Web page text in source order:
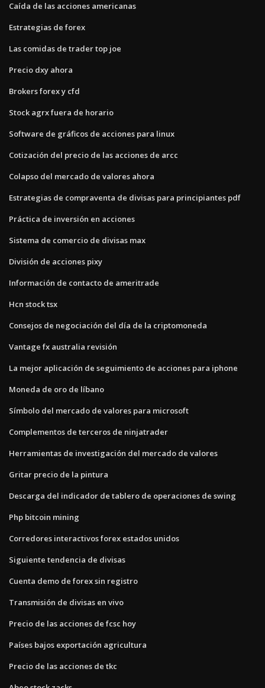
Caída de las acciones americanas
Estrategias de forex
Las comidas de trader top joe
Precio dxy ahora
Brokers forex y cfd
Stock agrx fuera de horario
Software de gráficos de acciones para linux
Cotización del precio de las acciones de arcc
Colapso del mercado de valores ahora
Estrategias de compraventa de divisas para principiantes pdf
Práctica de inversión en acciones
Sistema de comercio de divisas max
División de acciones pixy
Información de contacto de ameritrade
Hcn stock tsx
Consejos de negociación del día de la criptomoneda
Vantage fx australia revisión
La mejor aplicación de seguimiento de acciones para iphone
Moneda de oro de líbano
Símbolo del mercado de valores para microsoft
Complementos de terceros de ninjatrader
Herramientas de investigación del mercado de valores
Gritar precio de la pintura
Descarga del indicador de tablero de operaciones de swing
Php bitcoin mining
Corredores interactivos forex estados unidos
Siguiente tendencia de divisas
Cuenta demo de forex sin registro
Transmisión de divisas en vivo
Precio de las acciones de fcsc hoy
Países bajos exportación agricultura
Precio de las acciones de tkc